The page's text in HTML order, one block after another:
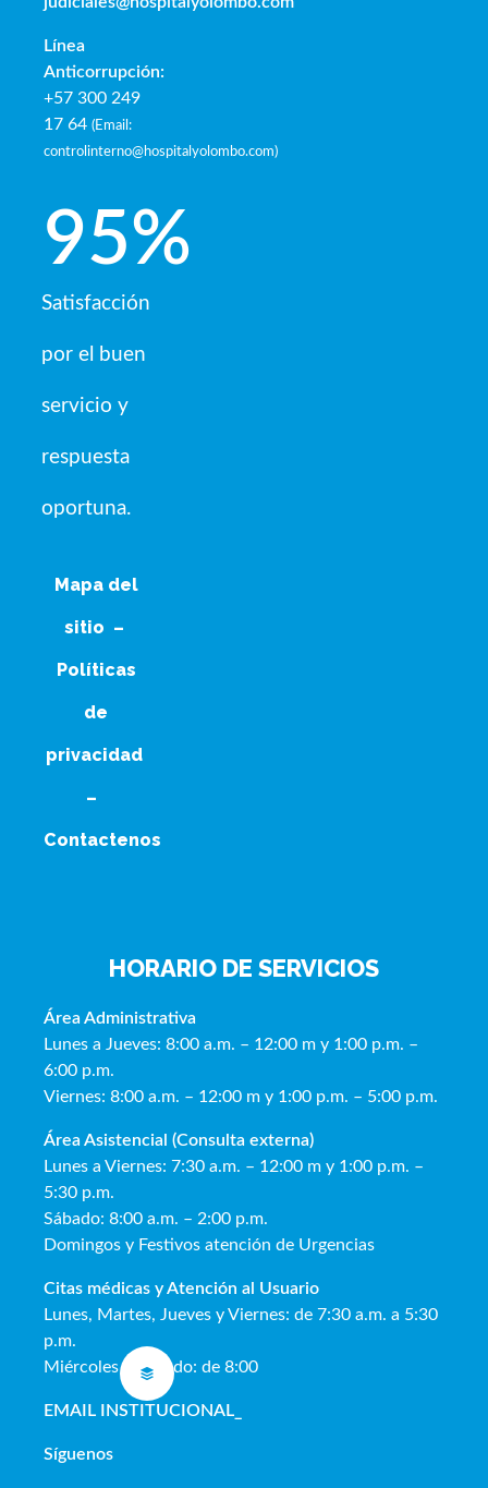
Línea
Anticorrupción:
+57 300 249
17 64 (Email:
controlinterno@hospitalyolombo.com)
Satisfacción
por el buen
servicio y
respuesta
oportuna.
95%
Mapa del
sitio –
Políticas
de
privacidad
–
Contactenos
HORARIO DE SERVICIOS
Área Administrativa
Lunes a Jueves: 8:00 a.m. – 12:00 m y 1:00 p.m. –
6:00 p.m.
Viernes: 8:00 a.m. – 12:00 m y 1:00 p.m. – 5:00 p.m.
Área Asistencial (Consulta externa)
Lunes a Viernes: 7:30 a.m. – 12:00 m y 1:00 p.m. –
5:30 p.m.
Sábado: 8:00 a.m. – 2:00 p.m.
Domingos y Festivos atención de Urgencias
Citas médicas y Atención al Usuario
Lunes, Martes, Jueves y Viernes: de 7:30 a.m. a 5:30
p.m.
Miércoles y Sábado: de 8:00
EMAIL INSTITUCIONAL
Síguenos